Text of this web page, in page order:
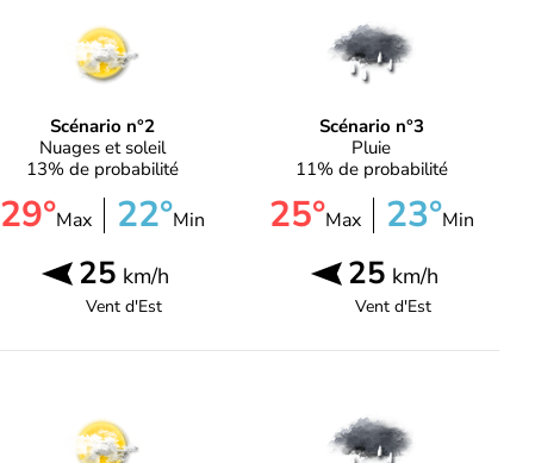
Scénario n°2
Nuages et soleil
13% de probabilité
29°Max 22°Min
25 km/h
Vent d'Est
Scénario n°3
Pluie
11% de probabilité
25°Max 23°Min
25 km/h
Vent d'Est